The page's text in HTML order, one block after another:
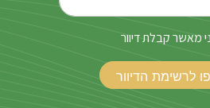
מאשר קבלת דיוור